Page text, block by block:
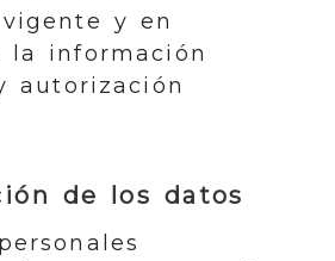
y en
la información
autorización
de los datos